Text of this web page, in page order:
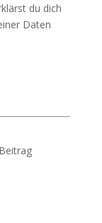
du dich
Daten